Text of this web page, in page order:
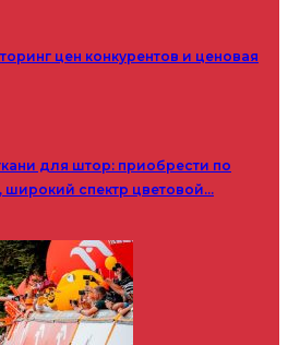
цен конкурентов и ценовая
для штор: приобрести по
широкий спектр цветовой…